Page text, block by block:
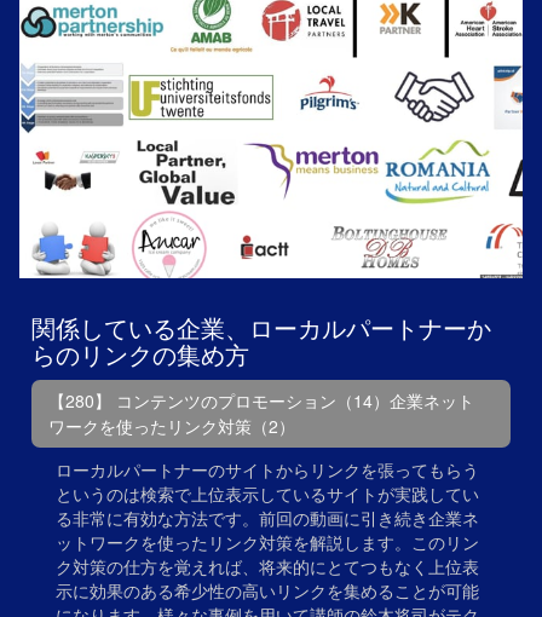
関係している企業、ローカルパートナーか
らのリンクの集め方
【280】 コンテンツのプロモーション（14）企業ネット
ワークを使ったリンク対策（2）
ローカルパートナーのサイトからリンクを張ってもらう
というのは検索で上位表示しているサイトが実践してい
る非常に有効な方法です。前回の動画に引き続き企業ネ
ットワークを使ったリンク対策を解説します。このリン
ク対策の仕方を覚えれば、将来的にとてつもなく上位表
示に効果のある希少性の高いリンクを集めることが可能